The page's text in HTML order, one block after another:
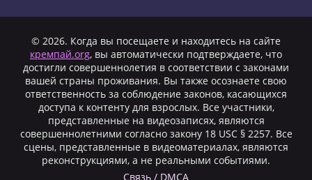
© 2026. Когда вы посещаете и находитесь на сайте
кремпай.org, вы автоматически подтверждаете, что
достигли совершеннолетия в соответствии с законами
вашей страны проживания. Вы также осознаете свою
ответственность за соблюдение законов, касающихся
доступа к контенту для взрослых. Все участники,
представленные на видеозаписях, являются
совершеннолетними согласно закону 18 USC § 2257. Все
сцены, представленные в видеоматериалах, являются
реконструкциями, а не реальными событиями.
Cвязь / DMCA